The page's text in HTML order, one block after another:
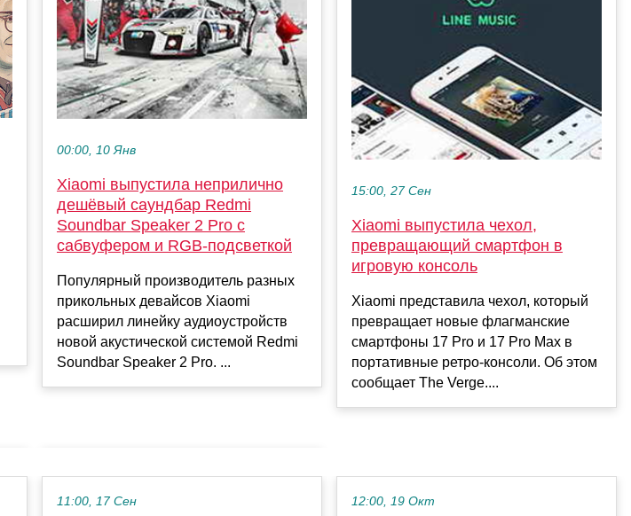
00:00, 10 Янв
Xiaomi выпустила неприлично
дешёвый саундбар Redmi
Soundbar Speaker 2 Pro с
сабвуфером и RGB-подсветкой
Популярный производитель разных
прикольных девайсов Xiaomi
расширил линейку аудиоустройств
новой акустической системой Redmi
Soundbar Speaker 2 Pro. ...
15:00, 27 Сен
Xiaomi выпустила чехол,
превращающий смартфон в
игровую консоль
Xiaomi представила чехол, который
превращает новые флагманские
смартфоны 17 Pro и 17 Pro Max в
портативные ретро-консоли. Об этом
сообщает The Verge....
11:00, 17 Сен 12:00, 19 Окт